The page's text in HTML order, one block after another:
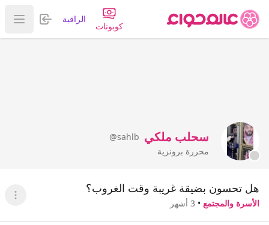
كوبونات
الراقية تسجيل
عرض
سحلب ملكي @sahlb
محررة برونزية
هل تحسون بضيقة غريبة وقت الغروب؟
الأسرة والمجتمع • 3 أشهر عرض